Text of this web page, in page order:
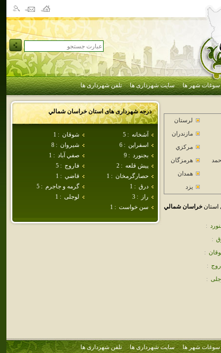
سوغات شهر ها سایت شهرداری ها تلفن شهرداری ها
درجه شهرداری های استانخراسان شمالي
آشخانه :
5 شوقان :
1
اسفراين :
6 شيروان :
8
بجنورد :
9 صفي آباد :
1
پيش قلعه :
2 فاروج :
5
حصارگرمخان :
1 قاضي :
1
درق :
1 گرمه و جاجرم :
5
راز
:
3 لوجلی :
1
سن خواست :
1
لرستان
مازندران
مركزي
هرمزگان
همدان
يزد
استانخراسان شمالي
:
:
:
:
:
سوغات شهر ها سایت شهرداری ها تلفن شهرداری ها